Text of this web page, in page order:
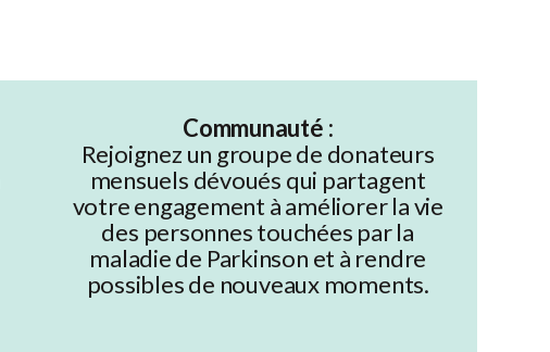
Communauté :
Rejoignez un groupe de donateurs
mensuels dévoués qui partagent
votre engagement à améliorer la vie
des personnes touchées par la
maladie de Parkinson et à rendre
possibles de nouveaux moments.